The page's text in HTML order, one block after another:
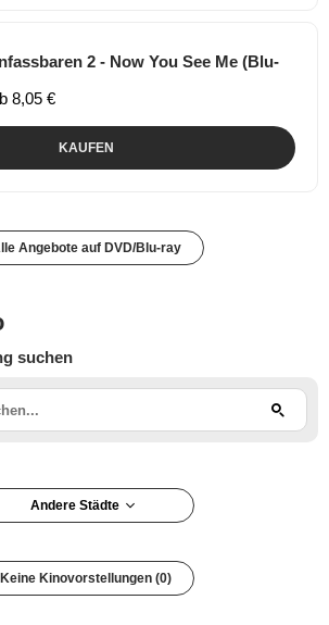
2 - Now You See Me (Blu-
8,05 €
KAUFEN
Angebote auf DVD/Blu-ray
suchen
Andere Städte
Keine Kinovorstellungen (0)